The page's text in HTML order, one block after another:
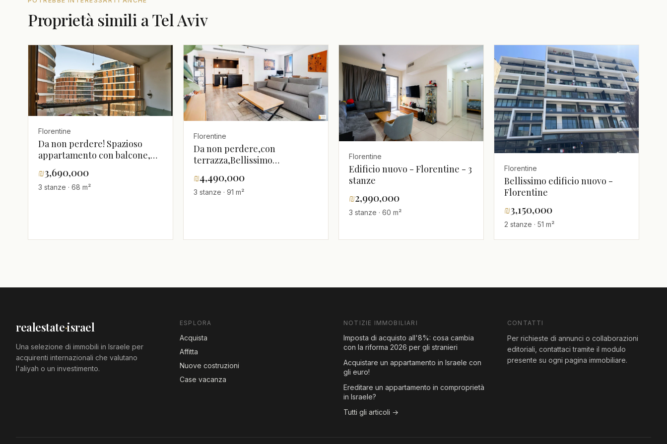
Proprietà simili a Tel Aviv
Florentine
Da non perdere! Spazioso
appartamento con balcone,
ben progettato, silenzioso e
luminoso con soffitti alti -
quartiere Florentine
₪3,690,000
3 stanze · 68 m²
Florentine
Da non perdere,con
terrazza,Bellissimo
arredato,tranquillo,luminoso,In
strada
tranquilla,Magnifico,ristrutturato,spazioso
₪4,490,000
3 stanze · 91 m²
Florentine
Edificio nuovo - Florentine - 3
stanze
₪2,990,000
3 stanze · 60 m²
Florentine
Bellissimo edificio nuovo -
Florentine
₪3,150,000
2 stanze · 51 m²
realestate·israel
Una selezione di immobili in Israele per
acquirenti internazionali che valutano
l'aliyah o un investimento.
ESPLORA
Acquista
Affitta
Nuove costruzioni
Case vacanza
NOTIZIE IMMOBILIARI
Imposta di acquisto all'8%: cosa cambia
con la riforma 2026 per gli stranieri
Acquistare un appartamento in Israele con
gli euro!
Ereditare un appartamento in comproprietà
in Israele?
Tutti gli articoli →
CONTATTI
Per richieste di annunci o collaborazioni
editoriali, contattaci tramite il modulo
presente su ogni pagina immobiliare.